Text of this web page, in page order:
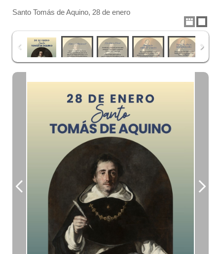
Santo Tomás de Aquino, 28 de enero